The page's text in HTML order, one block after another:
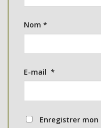
Nom *
E-mail *
Enregistrer